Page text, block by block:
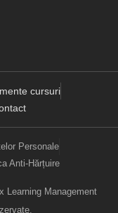
cursuri
Personale
Anti-Hărțuire
Learning Management